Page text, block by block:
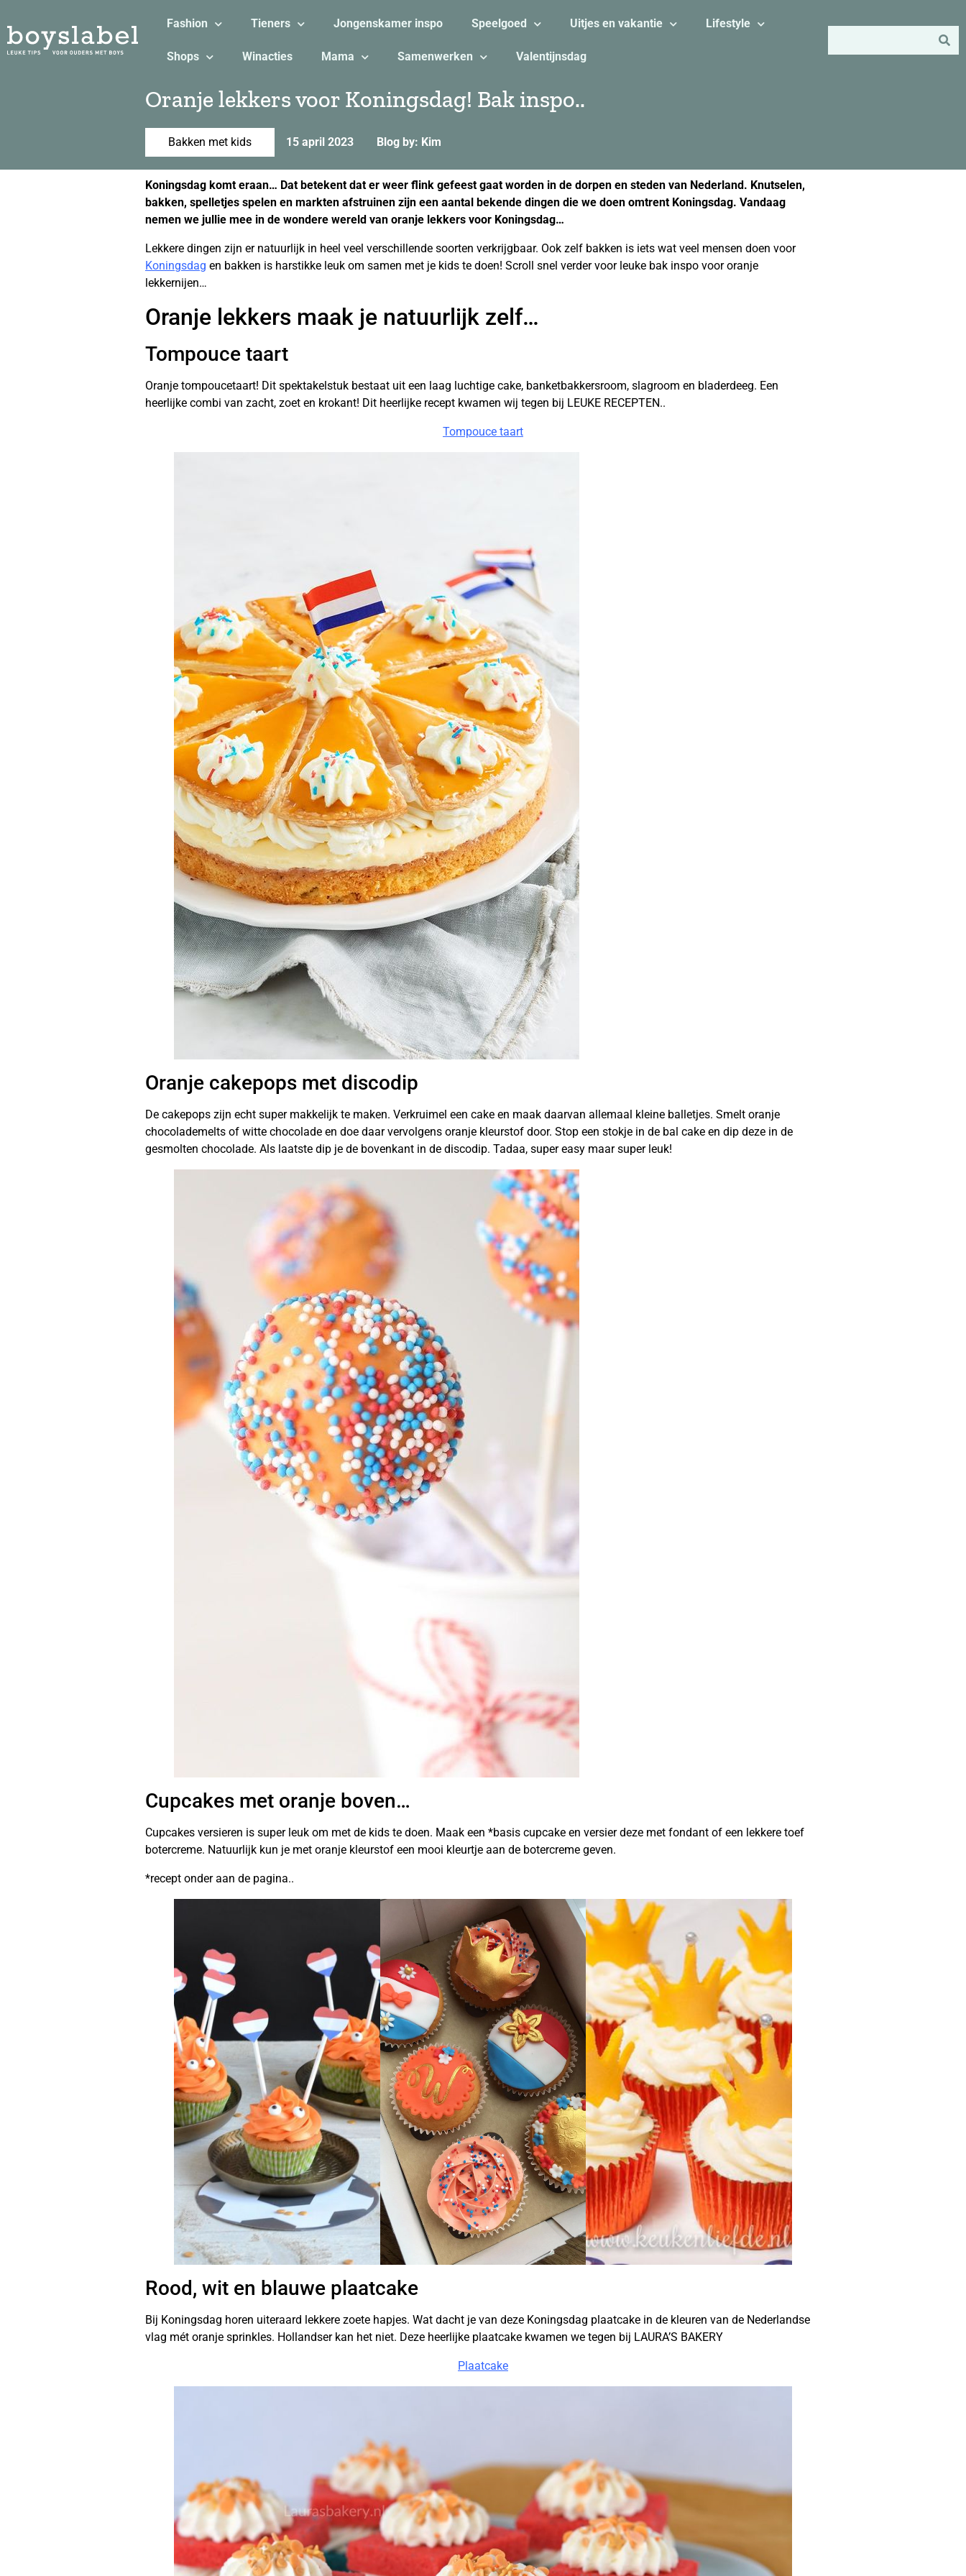
Fashion Tieners Jongenskamer inspo Speelgoed Uitjes en vakantie Lifestyle
Shops Winacties Mama Samenwerken Valentijnsdag
Oranje lekkers voor Koningsdag! Bak inspo..
Bakken met kids 15 april 2023 Blog by: Kim
Koningsdag komt eraan… Dat betekent dat er weer flink gefeest gaat worden in de dorpen en steden van Nederland. Knutselen,
bakken, spelletjes spelen en markten afstruinen zijn een aantal bekende dingen die we doen omtrent Koningsdag. Vandaag
nemen we jullie mee in de wondere wereld van oranje lekkers voor Koningsdag…
Lekkere dingen zijn er natuurlijk in heel veel verschillende soorten verkrijgbaar. Ook zelf bakken is iets wat veel mensen doen voor
Koningsdag en bakken is harstikke leuk om samen met je kids te doen! Scroll snel verder voor leuke bak inspo voor oranje
lekkernijen…
Oranje lekkers maak je natuurlijk zelf…
Tompouce taart
Oranje tompoucetaart! Dit spektakelstuk bestaat uit een laag luchtige cake, banketbakkersroom, slagroom en bladerdeeg. Een
heerlijke combi van zacht, zoet en krokant! Dit heerlijke recept kwamen wij tegen bij LEUKE RECEPTEN..
Tompouce taart
Oranje cakepops met discodip
De cakepops zijn echt super makkelijk te maken. Verkruimel een cake en maak daarvan allemaal kleine balletjes. Smelt oranje
chocolademelts of witte chocolade en doe daar vervolgens oranje kleurstof door. Stop een stokje in de bal cake en dip deze in de
gesmolten chocolade. Als laatste dip je de bovenkant in de discodip. Tadaa, super easy maar super leuk!
Cupcakes met oranje boven…
Cupcakes versieren is super leuk om met de kids te doen. Maak een *basis cupcake en versier deze met fondant of een lekkere toef
botercreme. Natuurlijk kun je met oranje kleurstof een mooi kleurtje aan de botercreme geven.
*recept onder aan de pagina..
Rood, wit en blauwe plaatcake
Bij Koningsdag horen uiteraard lekkere zoete hapjes. Wat dacht je van deze Koningsdag plaatcake in de kleuren van de Nederlandse
vlag mét oranje sprinkles. Hollandser kan het niet. Deze heerlijke plaatcake kwamen we tegen bij LAURA’S BAKERY
Plaatcake